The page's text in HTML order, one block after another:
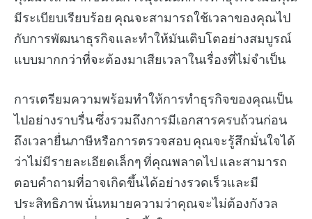
มีระเบียบเรียบร้อย คุณจะสามารถใช้เวลาของคุณไป
กับการพัฒนาธุรกิจและทำให้มันเติบโตอย่างสมบูรณ์
แบบมากกว่าที่จะต้องมาเสียเวลาในเรื่องที่ไม่จำเป็น
การเตรียมความพร้อมทำให้การทำธุรกิจของคุณเป็น
ไปอย่างราบรื่น ซึ่งรวมถึงการมีเอกสารครบถ้วนก่อน
ถึงเวลายื่นภาษีหรือการตรวจสอบ คุณจะรู้สึกมั่นใจได้
ว่าไม่มีรายละเอียดเล็กๆ ที่คุณพลาดไป และสามารถ
ตอบคำถามที่อาจเกิดขึ้นได้อย่างรวดเร็วและมี
ประสิทธิภาพ นั่นหมายความว่าคุณจะไม่ต้องกังวล